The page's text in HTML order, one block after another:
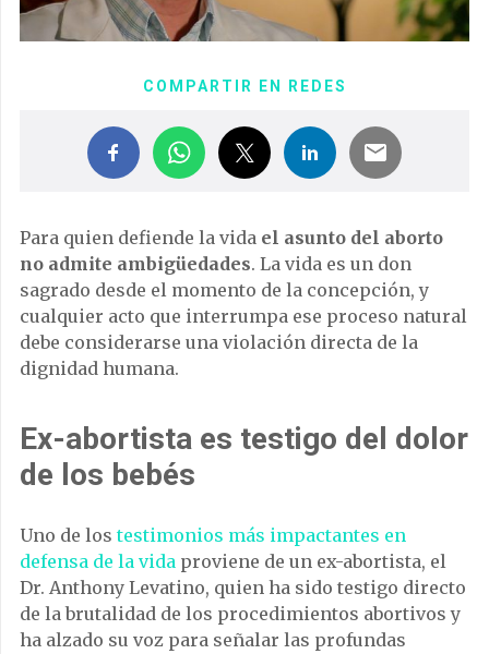
COMPARTIR EN REDES
Para quien defiende la vida el asunto del aborto
no admite ambigüedades. La vida es un don
sagrado desde el momento de la concepción, y
cualquier acto que interrumpa ese proceso natural
debe considerarse una violación directa de la
dignidad humana.
Ex-abortista es testigo del dolor
de los bebés
Uno de lostestimonios más impactantes en
defensa de la vida proviene de un ex-abortista, el
Dr. Anthony Levatino, quien ha sido testigo directo
de la brutalidad de los procedimientos abortivos y
ha alzado su voz para señalar las profundas